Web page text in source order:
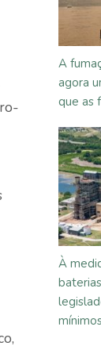
A
agora
que as
À